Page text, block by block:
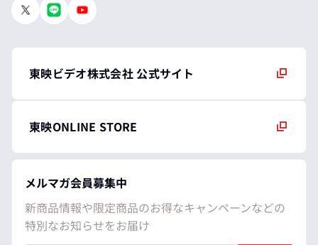
東映ビデオ株式会社 公式サイト
東映ONLINE STORE
メルマガ会員募集中
新商品情報や限定商品のお得なキャンペーンなどの
特別なお知らせをお届け